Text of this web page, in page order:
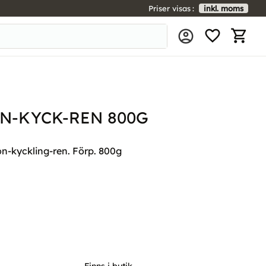
Priser visas inkl. moms
KYCK-REN 800G
kyckling-ren. Förp. 800g